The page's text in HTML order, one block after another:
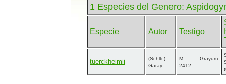
1 Especies del Genero:
Especie Autor Testigo
tuerckheimii
(Schltr.)
Garay
M. Grayum
2412